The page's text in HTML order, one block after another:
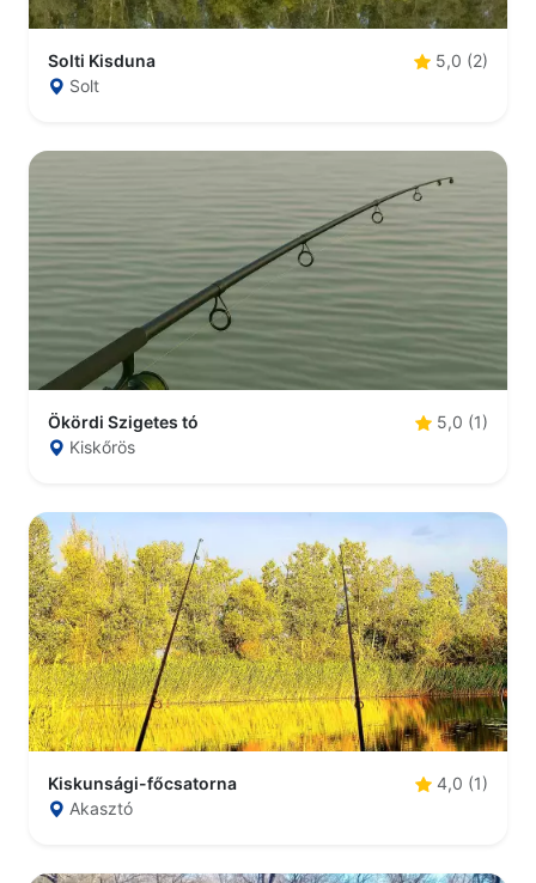
Solti Kisduna
5,0 (2)
Solt
Ökördi Szigetes tó
5,0 (1)
Kiskőrös
Kiskunsági-főcsatorna
4,0 (1)
Akasztó